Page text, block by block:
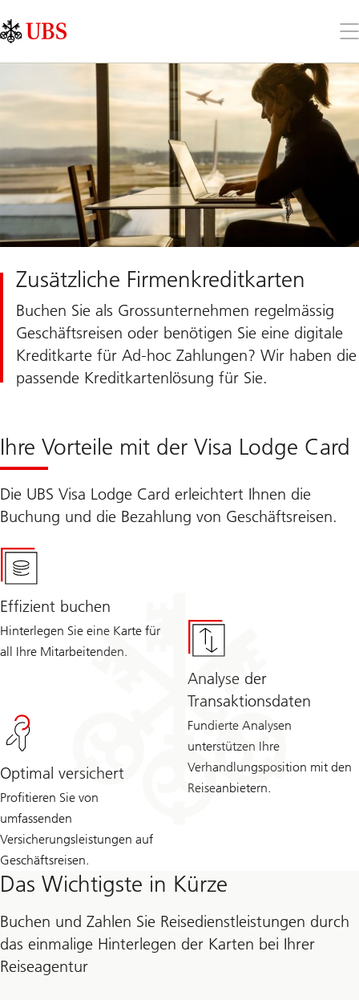
Links
Area
Sie
Zusätzliche Firmenkreditkarten
Buchen Sie als Grossunternehmen regelmässig
Geschäftsreisen oder benötigen Sie eine digitale
Kreditkarte für Ad-hoc Zahlungen? Wir haben die
passende Kreditkartenlösung für Sie.
Ihre Vorteile mit der Visa Lodge Card
Die UBS Visa Lodge Card erleichtert Ihnen die
Buchung und die Bezahlung von Geschäftsreisen.
Effizient buchen
Hinterlegen Sie eine Karte für
all Ihre Mitarbeitenden.
Analyse der
Transaktionsdaten
Fundierte Analysen
unterstützen Ihre
Verhandlungsposition mit den
Reiseanbietern.
Optimal versichert
Profitieren Sie von
umfassenden
Versicherungsleistungen auf
Geschäftsreisen.
Das Wichtigste in Kürze
Buchen und Zahlen Sie Reisedienstleistungen durch
das einmalige Hinterlegen der Karten bei Ihrer
Reiseagentur